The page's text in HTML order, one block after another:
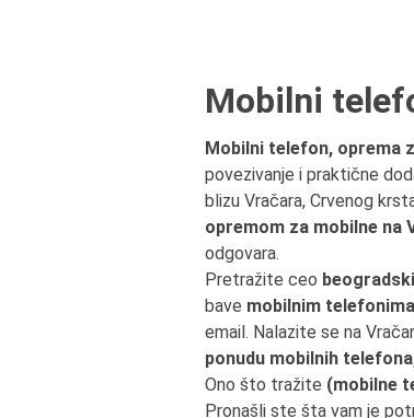
Mobilni
Mobilni telefon, oprema
povezivanje i praktične
blizu Vračara, Crvenog
opremom za mobilne na
odgovara.
Pretražite ceo
bave mobilnim
email. Nalazite se na
ponudu mobilnih
Ono što tražite (mobilne
Pronašli ste šta vam je